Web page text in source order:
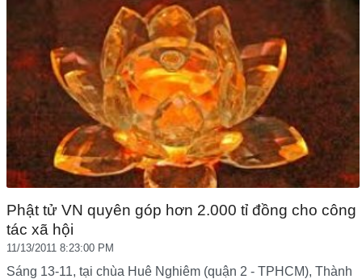
Phật tử VN quyên góp hơn 2.000 tỉ đồng cho công
tác xã hội
11/13/2011 8:23:00 PM
Sáng 13-11, tại chùa Huê Nghiêm (quận 2 - TPHCM), Thành